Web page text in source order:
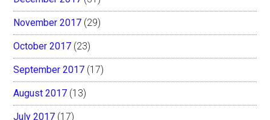
November 2017 (29)
October 2017 (23)
September 2017 (17)
August 2017 (13)
July 2017 (17)